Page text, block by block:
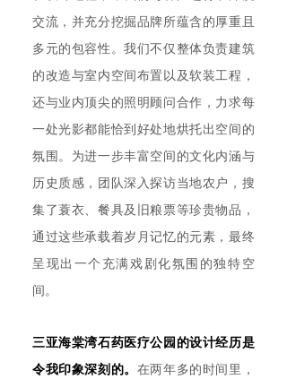
交流，并充分挖掘品牌所蕴含的厚重且
多元的包容性。我们不仅整体负责建筑
的改造与室内空间布置以及软装工程，
还与业内顶尖的照明顾问合作，力求每
一处光影都能恰到好处地烘托出空间的
氛围。为进一步丰富空间的文化内涵与
历史质感，团队深入探访当地农户，搜
集了蓑衣、餐具及旧粮票等珍贵物品，
通过这些承载着岁月记忆的元素，最终
呈现出一个充满戏剧化氛围的独特空
间。
三亚海棠湾石药医疗公园的设计经历是
令我印象深刻的。 在两年多的时间里，